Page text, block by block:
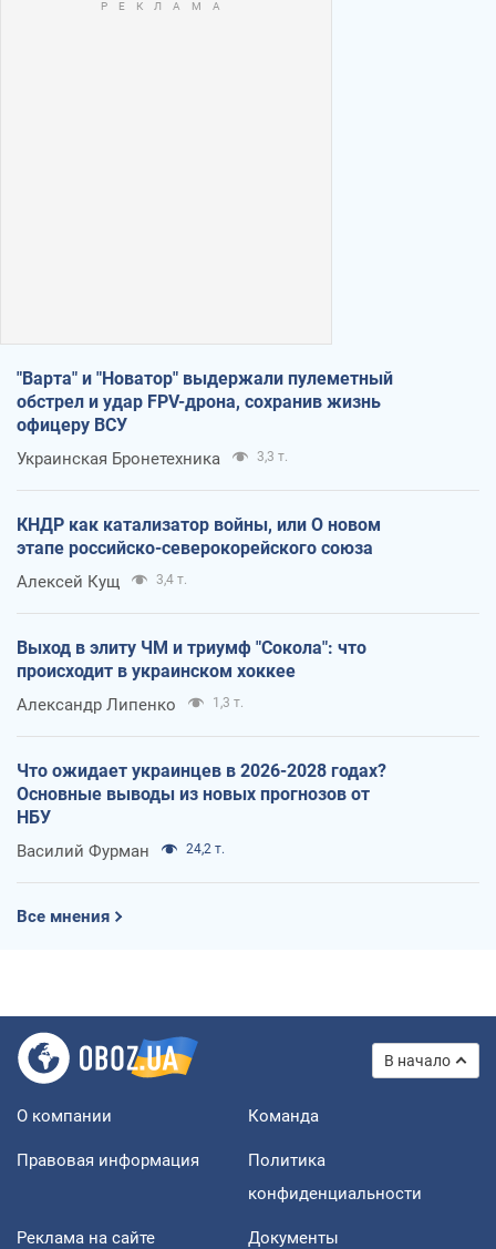
"Варта" и "Новатор" выдержали пулеметный
обстрел и удар FPV-дрона, сохранив жизнь
офицеру ВСУ
Украинская Бронетехника 3,3 т.
КНДР как катализатор войны, или О новом
этапе российско-северокорейского союза
Алексей Кущ 3,4 т.
Выход в элиту ЧМ и триумф "Сокола": что
происходит в украинском хоккее
Александр Липенко 1,3 т.
Что ожидает украинцев в 2026-2028 годах?
Основные выводы из новых прогнозов от
НБУ
Василий Фурман 24,2 т.
Все мнения
В начало
О компании Команда
Правовая информация
Политика
конфиденциальности
Реклама на сайте Документы